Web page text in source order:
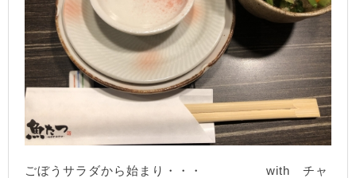
ごぼうサラダから始まり・・・ with チャ